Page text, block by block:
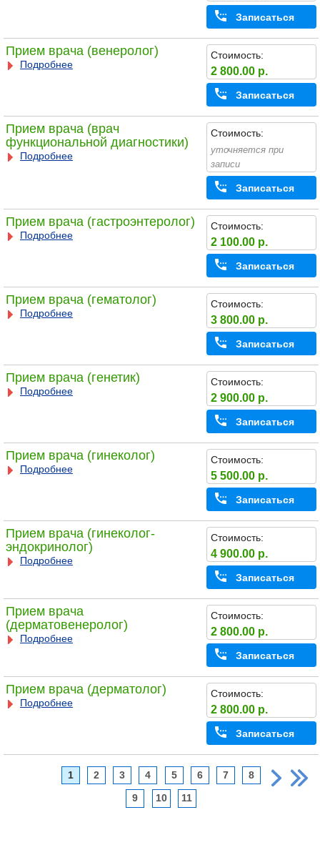
Записаться
Прием врача (венеролог)
Подробнее
Стоимость:
2 800.00 р.
Записаться
Прием врача (врач
функциональной диагностики)
Подробнее
Стоимость:
уточняется при
записи
Записаться
Прием врача (гастроэнтеролог)
Подробнее
Стоимость:
2 100.00 р.
Записаться
Прием врача (гематолог)
Подробнее
Стоимость:
3 800.00 р.
Записаться
Прием врача (генетик)
Подробнее
Стоимость:
2 900.00 р.
Записаться
Прием врача (гинеколог)
Подробнее
Стоимость:
5 500.00 р.
Записаться
Прием врача (гинеколог-
эндокринолог)
Подробнее
Стоимость:
4 900.00 р.
Записаться
Прием врача
(дерматовенеролог)
Подробнее
Стоимость:
2 800.00 р.
Записаться
Прием врача (дерматолог)
Подробнее
Стоимость:
2 800.00 р.
Записаться
1 2 3 4 5 6 7 8
9 10 11